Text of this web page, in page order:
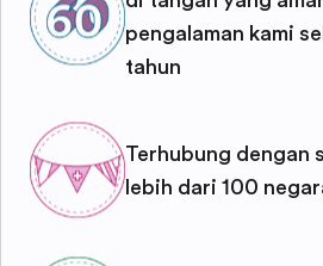
pengalaman kami
tahun
Terhubung dengan
lebih dari 100